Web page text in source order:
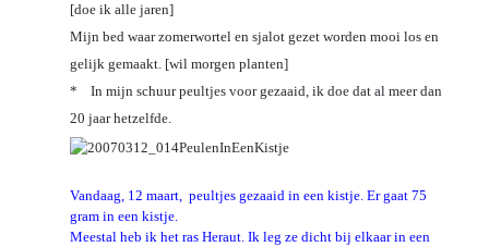
[doe ik alle jaren]
Mijn bed waar zomerwortel en sjalot gezet worden mooi los en
gelijk gemaakt. [wil morgen planten]
* In mijn schuur peultjes voor gezaaid, ik doe dat al meer dan
20 jaar hetzelfde.
Vandaag, 12 maart, peultjes gezaaid in een kistje. Er gaat 75
gram in een kistje.
Meestal heb ik het ras Heraut. Ik leg ze dicht bij elkaar in een